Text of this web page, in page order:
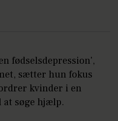
fødselsdepression',
sætter hun fokus
kvinder i en
søge hjælp.